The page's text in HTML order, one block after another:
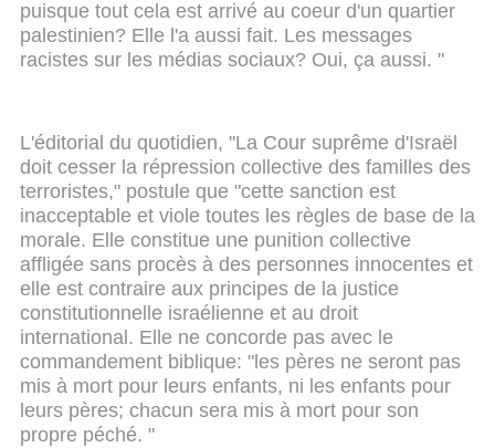
puisque tout cela est arrivé au coeur d'un quartier
palestinien? Elle l'a aussi fait. Les messages
racistes sur les médias sociaux? Oui, ça aussi. "
L'éditorial du quotidien, "La Cour suprême d'Israël
doit cesser la répression collective des familles des
terroristes," postule que "cette sanction est
inacceptable et viole toutes les règles de base de la
morale. Elle constitue une punition collective
affligée sans procès à des personnes innocentes et
elle est contraire aux principes de la justice
constitutionnelle israélienne et au droit
international. Elle ne concorde pas avec le
commandement biblique: "les pères ne seront pas
mis à mort pour leurs enfants, ni les enfants pour
leurs pères; chacun sera mis à mort pour son
propre péché. "